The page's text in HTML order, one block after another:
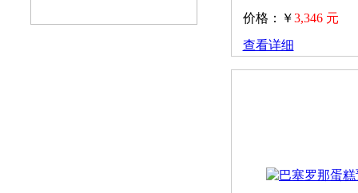
价格：￥3,346 元
查看详细